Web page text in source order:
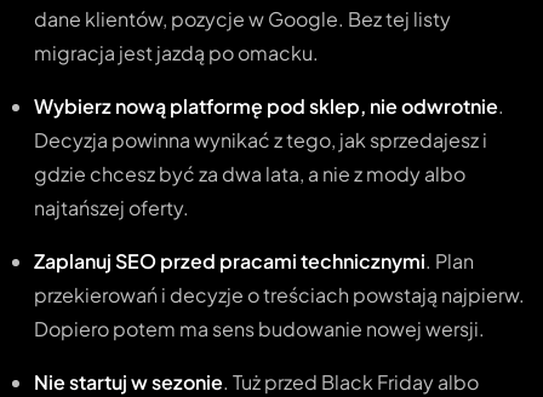
dane klientów, pozycje w Google. Bez tej listy
migracja jest jazdą po omacku.
Wybierz nową platformę pod sklep, nie odwrotnie.
Decyzja powinna wynikać z tego, jak sprzedajesz i
gdzie chcesz być za dwa lata, a nie z mody albo
najtańszej oferty.
Zaplanuj SEO przed pracami technicznymi. Plan
przekierowań i decyzje o treściach powstają najpierw.
Dopiero potem ma sens budowanie nowej wersji.
Nie startuj w sezonie. Tuż przed Black Friday albo